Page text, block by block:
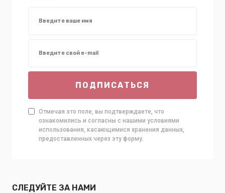
ПОДПИСАТЬСЯ
Отмечая это поле, вы подтверждаете, что
ознакомились и согласны с нашими условиями
использования, касающимися хранения данных,
предоставленных через эту форму.
СЛЕДУЙТЕ ЗА НАМИ